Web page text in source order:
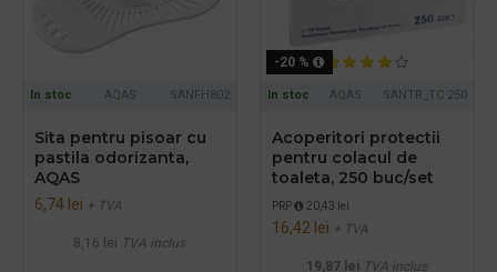
In stoc AQAS SANFH802
Sita pentru pisoar cu
pastila odorizanta,
AQAS
6,74 lei + TVA
8,16 lei TVA inclus
-20 %
In stoc AQAS SANTR_TC 250
Acoperitori protectii
pentru colacul de
toaleta, 250 buc/set
PRP 20,43 lei
16,42 lei + TVA
19,87 lei TVA inclus